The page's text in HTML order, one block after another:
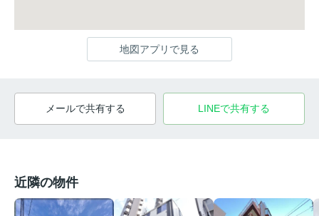
地図アプリで見る
メールで共有する LINEで共有する
近隣の物件